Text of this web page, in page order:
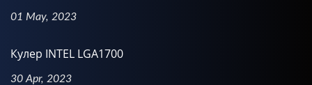
01 May, 2023
Кулер INTEL LGA1700
30 Apr, 2023